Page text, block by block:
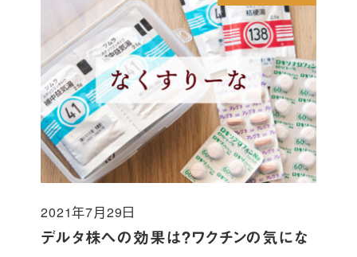
デルタ株への効果は?ワクチンの気にな
投稿日
2021年7月29日